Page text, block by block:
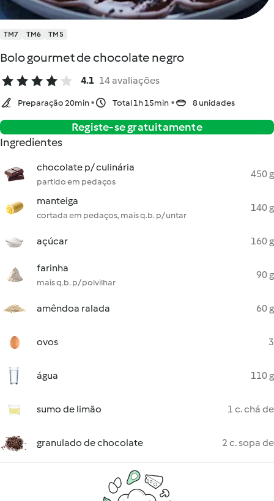
TM7 TM6 TM5
Bolo gourmet de chocolate negro
4.1 14 avaliações
Preparação 20min Total 1h 15min 8 unidades
Registe-se gratuitamente
Ingredientes
chocolate p/ culinária
partido em pedaços
450 g
manteiga
cortada em pedaços, mais q.b. p/ untar
140 g
açúcar 160 g
farinha
mais q.b. p/ polvilhar
90 g
amêndoa ralada 60 g
ovos 3
água 110 g
sumo de limão 1 c. chá de
granulado de chocolate 2 c. sopa de